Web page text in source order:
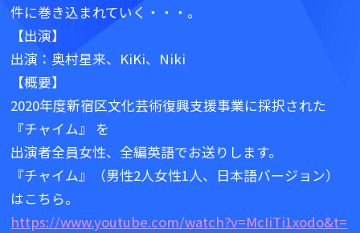
件に巻き込まれていく・・・。
【出演】
出演：奥村星来、KiKi、Niki
【概要】
2020年度新宿区文化芸術復興支援事業に採択された
『チャイム』 を
出演者全員女性、全編英語でお送りします。
『チャイム』（男性2人女性1人、日本語バージョン）
はこちら。
https://www.youtube.com/watch?v=McIiTi1xodo&t=